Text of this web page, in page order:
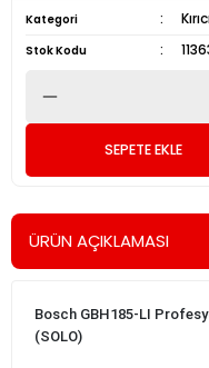
Kategori
Stok Kodu
SEPETE EKLE
ÜRÜN AÇIKLAMASI
Bosch GBH185-LI
(SOLO)